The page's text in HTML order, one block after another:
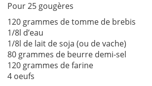
Pour 25 gougères
120 grammes de tomme de brebis
1/8l d’eau
1/8l de lait de soja (ou de vache)
80 grammes de beurre demi-sel
120 grammes de farine
4 oeufs